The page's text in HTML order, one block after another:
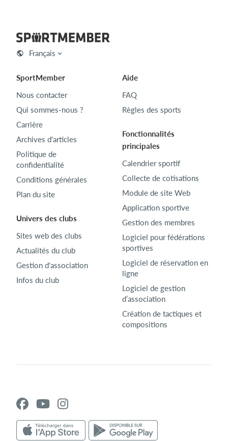
Français
SportMember
Nous contacter
Qui sommes-nous ?
Carrière
Archives d'articles
Politique de
confidentialité
Conditions générales
Plan du site
Univers des clubs
Sites web des clubs
Actualités du club
Gestion d'association
Infos du club
Aide
FAQ
Règles des sports
Fonctionnalités
principales
Calendrier sportif
Collecte de cotisations
Module de site Web
Application sportive
Gestion des membres
Logiciel pour fédérations
sportives
Logiciel de réservation en
ligne
Logiciel de gestion
d’association
Création de tactiques et
compositions